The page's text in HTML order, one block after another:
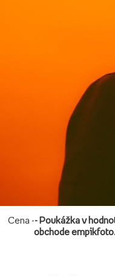
Cena -- Poukážka v
obchode